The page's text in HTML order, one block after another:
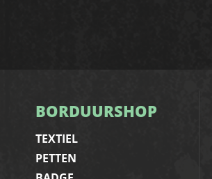
BORDUURSHOP
TEXTIEL
PETTEN